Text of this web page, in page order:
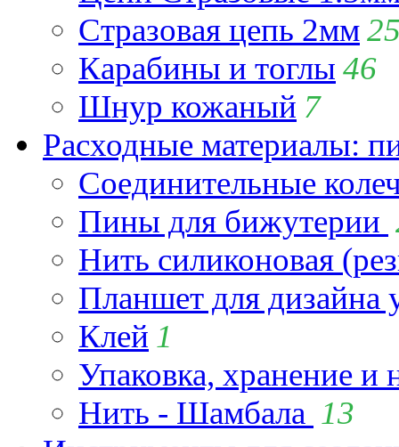
Стразовая цепь 2мм
Карабины и тоглы 46
Шнур кожаный 7
Расходные материалы:
Соединительные
Пины для бижутерии
Нить силиконовая
Планшет для
Клей 1
Упаковка, хранение и
Нить - Шамбала 13